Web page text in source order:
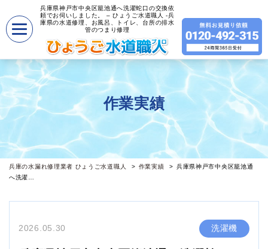
兵庫県神戸市中央区籠池通へ洗濯蛇口の交換依
頼でお伺いしました。 – ひょうご水道職人 -兵
庫県の水道修理、お風呂、トイレ、台所の排水
管のつまり修理
作業実績
兵庫の水漏れ修理業者 ひょうご水道職人 作業実績
兵庫県神戸市中央区籠池通
へ洗濯…
2026.05.30 洗濯機